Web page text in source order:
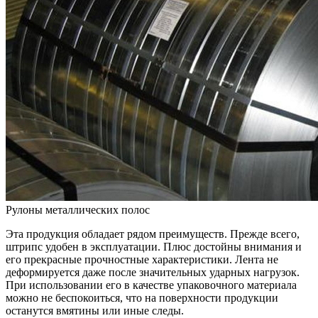
Рулоны металлических полос
Эта продукция обладает рядом преимуществ. Прежде всего,
штрипс удобен в эксплуатации. Плюс достойны внимания и
его прекрасные прочностные характеристики. Лента не
деформируется даже после значительных ударных нагрузок.
При использовании его в качестве упаковочного материала
можно не беспокоиться, что на поверхности продукции
останутся вмятины или иные следы.